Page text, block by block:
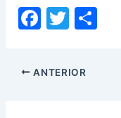
F
c
e
T
itt
er
ANTERIOR